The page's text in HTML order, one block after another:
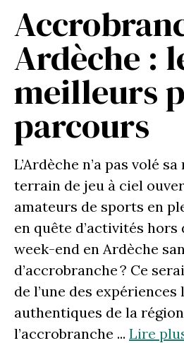
Ardèche :
meilleurs
parcours
L’Ardèche n’a pas volé
terrain de jeu à ciel
amateurs de sports en
en quête d’activités hors
week-end en Ardèche
d’accrobranche ? Ce
de l’une des expériences
authentiques de la
l’accrobranche ... Lire